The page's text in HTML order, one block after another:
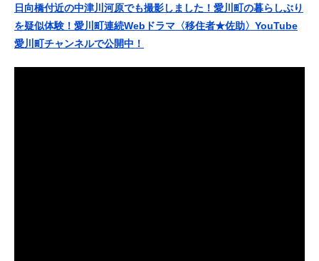
日向橋付近の中津川河原でも撮影しました！愛川町の暮らしぶり
を疑似体験！愛川町連続Webドラマ〈移住者★佐助〉YouTube
愛川町チャンネルで公開中！